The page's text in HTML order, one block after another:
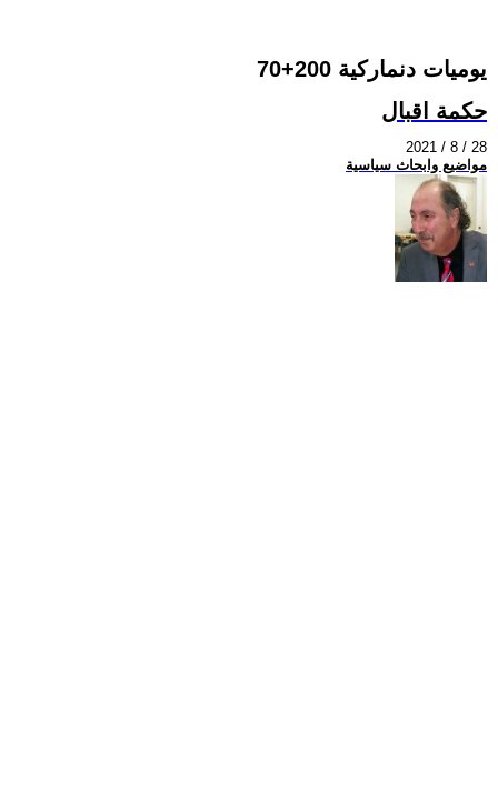
يوميات دنماركية 200+70
حكمة اقبال
2021 / 8 / 28
مواضيع وابحاث سياسية